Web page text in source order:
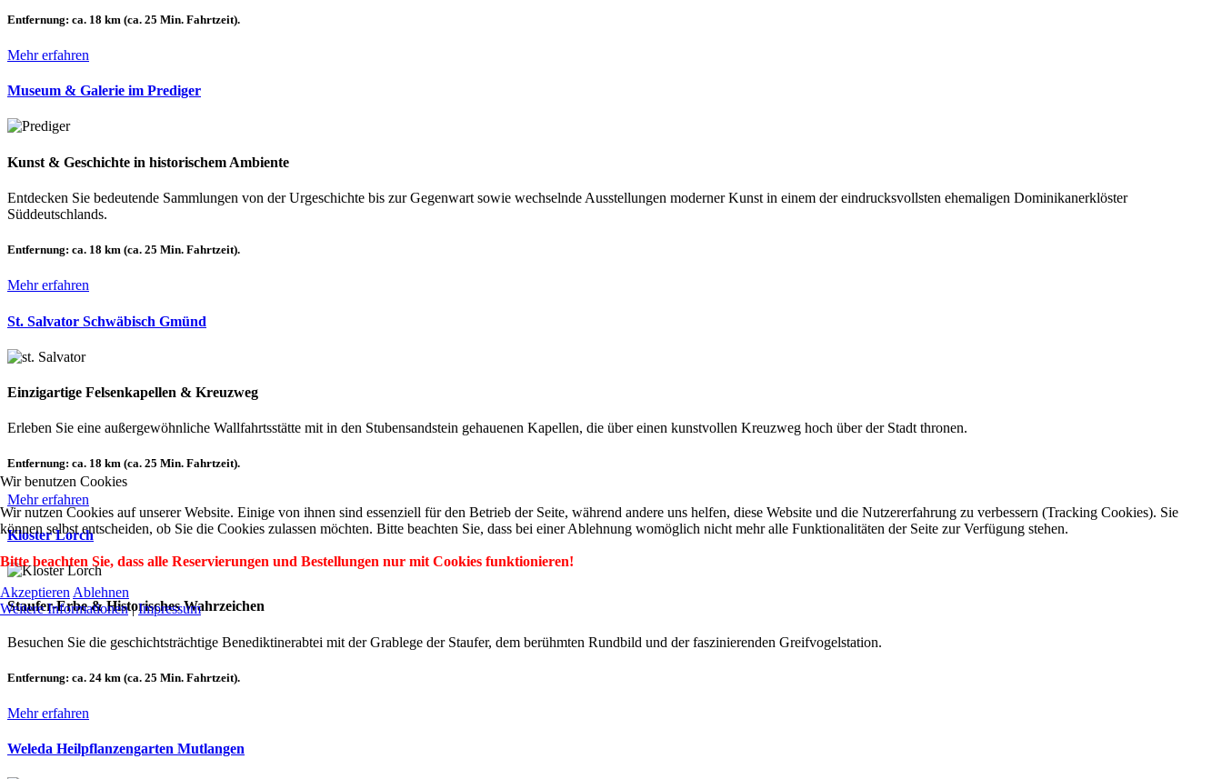
Entfernung: ca. 18 km (ca. 25 Min. Fahrtzeit).
Mehr erfahren
Museum & Galerie im Prediger
Kunst & Geschichte in historischem Ambiente
Entdecken Sie bedeutende Sammlungen von der Urgeschichte bis zur Gegenwart sowie wechselnde Ausstellungen moderner Kunst in einem der eindrucksvollsten ehemaligen Dominikanerklöster
Süddeutschlands.
Entfernung: ca. 18 km (ca. 25 Min. Fahrtzeit).
Mehr erfahren
St. Salvator Schwäbisch Gmünd
Einzigartige Felsenkapellen & Kreuzweg
Erleben Sie eine außergewöhnliche Wallfahrtsstätte mit in den Stubensandstein gehauenen Kapellen, die über einen kunstvollen Kreuzweg hoch über der Stadt thronen.
Entfernung: ca. 18 km (ca. 25 Min. Fahrtzeit).
Mehr erfahren
Kloster Lorch
Staufer-Erbe & Historisches Wahrzeichen
Besuchen Sie die geschichtsträchtige Benediktinerabtei mit der Grablege der Staufer, dem berühmten Rundbild und der faszinierenden Greifvogelstation.
Entfernung: ca. 24 km (ca. 25 Min. Fahrtzeit).
Mehr erfahren
Weleda Heilpflanzengarten Mutlangen
Wir benutzen Cookies
Wir nutzen Cookies auf unserer Website. Einige von ihnen sind essenziell für den Betrieb der Seite, während andere uns helfen, diese Website und die Nutzererfahrung zu verbessern (Tracking Cookies). Sie
können selbst entscheiden, ob Sie die Cookies zulassen möchten. Bitte beachten Sie, dass bei einer Ablehnung womöglich nicht mehr alle Funktionalitäten der Seite zur Verfügung stehen.
Bitte beachten Sie, dass alle Reservierungen und Bestellungen nur mit Cookies funktionieren!
Akzeptieren Ablehnen
Weitere Informationen|Impressum